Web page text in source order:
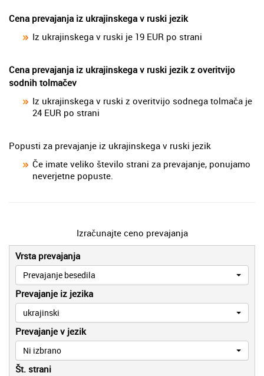
Cena prevajanja iz ukrajinskega v ruski jezik
Iz ukrajinskega v ruski je 19 EUR po strani
Cena prevajanja iz ukrajinskega v ruski jezik z overitvijo
sodnih tolmačev
Iz ukrajinskega v ruski z overitvijo sodnega tolmača je
24 EUR po strani
Popusti za prevajanje iz ukrajinskega v ruski jezik
Če imate veliko število strani za prevajanje, ponujamo
neverjetne popuste.
Izračunajte ceno prevajanja
Vrsta prevajanja
Prevajanje besedila
Prevajanje iz jezika
ukrajinski
Prevajanje v jezik
Ni izbrano
Št. strani